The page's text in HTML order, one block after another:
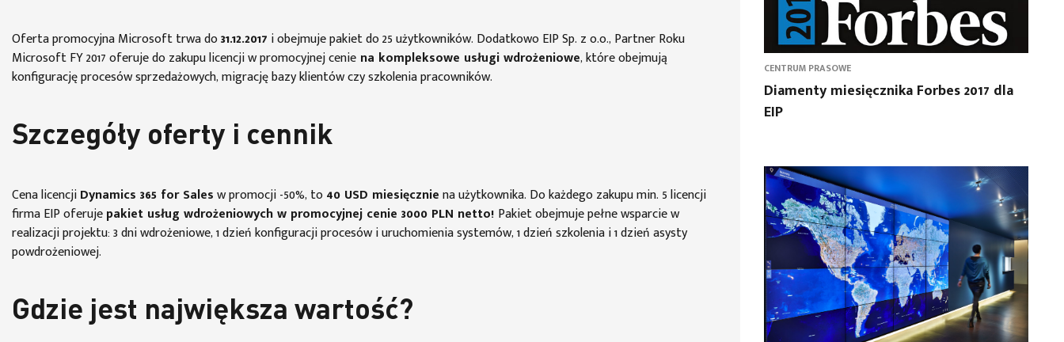
Oferta promocyjna Microsoft trwa do31.12.2017 i obejmuje pakiet do 25 użytkowników. Dodatkowo EIP Sp. z o.o., Partner Roku
Microsoft FY 2017 oferuje do zakupu licencji w promocyjnej cenie na kompleksowe usługi wdrożeniowe, które obejmują
konfigurację procesów sprzedażowych, migrację bazy klientów czy szkolenia pracowników.
Szczegóły oferty i cennik
Cena licencjiDynamics 365 for Salesw promocji -50%, to40 USD miesięczniena użytkownika. Do każdego zakupu min. 5 licencji
firma EIP oferujepakiet usług wdrożeniowych w promocyjnej cenie 3000 PLN netto! Pakiet obejmuje pełne wsparcie w
realizacji projektu: 3 dni wdrożeniowe, 1 dzień konfiguracji procesów i uruchomienia systemów, 1 dzień szkolenia i 1 dzień asysty
powdrożeniowej.
Gdzie jest największa wartość?
CENTRUM PRASOWE
Diamenty miesięcznika Forbes 2017 dla
EIP